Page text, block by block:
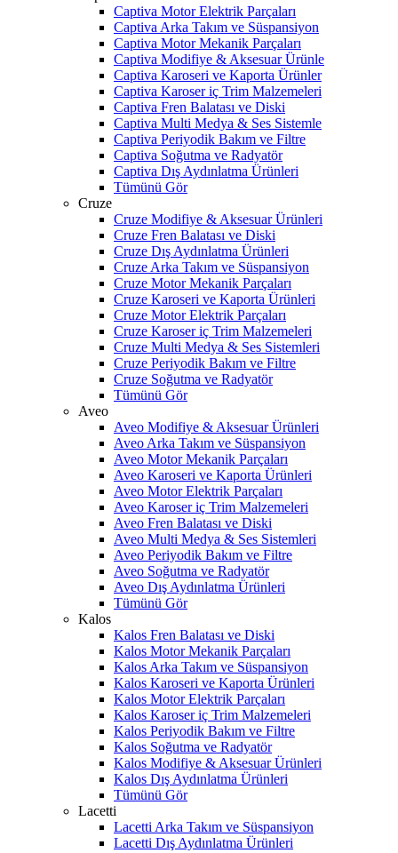
Captiva Motor Elektrik Parçaları
Captiva Arka Takım ve Süspansiyon
Captiva Motor Mekanik Parçaları
Captiva Modifiye & Aksesuar Ürünle
Captiva Karoseri ve Kaporta Ürünler
Captiva Karoser iç Trim Malzemeleri
Captiva Fren Balatası ve Diski
Captiva Multi Medya & Ses Sistemle
Captiva Periyodik Bakım ve Filtre
Captiva Soğutma ve Radyatör
Captiva Dış Aydınlatma Ürünleri
Tümünü Gör
Cruze
Cruze Modifiye & Aksesuar Ürünleri
Cruze Fren Balatası ve Diski
Cruze Dış Aydınlatma Ürünleri
Cruze Arka Takım ve Süspansiyon
Cruze Motor Mekanik Parçaları
Cruze Karoseri ve Kaporta Ürünleri
Cruze Motor Elektrik Parçaları
Cruze Karoser iç Trim Malzemeleri
Cruze Multi Medya & Ses Sistemleri
Cruze Periyodik Bakım ve Filtre
Cruze Soğutma ve Radyatör
Tümünü Gör
Aveo
Aveo Modifiye & Aksesuar Ürünleri
Aveo Arka Takım ve Süspansiyon
Aveo Motor Mekanik Parçaları
Aveo Karoseri ve Kaporta Ürünleri
Aveo Motor Elektrik Parçaları
Aveo Karoser iç Trim Malzemeleri
Aveo Fren Balatası ve Diski
Aveo Multi Medya & Ses Sistemleri
Aveo Periyodik Bakım ve Filtre
Aveo Soğutma ve Radyatör
Aveo Dış Aydınlatma Ürünleri
Tümünü Gör
Kalos
Kalos Fren Balatası ve Diski
Kalos Motor Mekanik Parçaları
Kalos Arka Takım ve Süspansiyon
Kalos Karoseri ve Kaporta Ürünleri
Kalos Motor Elektrik Parçaları
Kalos Karoser iç Trim Malzemeleri
Kalos Periyodik Bakım ve Filtre
Kalos Soğutma ve Radyatör
Kalos Modifiye & Aksesuar Ürünleri
Kalos Dış Aydınlatma Ürünleri
Tümünü Gör
Lacetti
Lacetti Arka Takım ve Süspansiyon
Lacetti Dış Aydınlatma Ürünleri